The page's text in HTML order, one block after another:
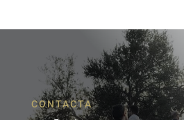
CONTACTA